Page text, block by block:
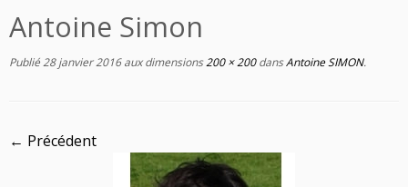
Antoine Simon
Publié28 janvier 2016aux dimensions200 × 200dansAntoine SIMON.
← Précédent